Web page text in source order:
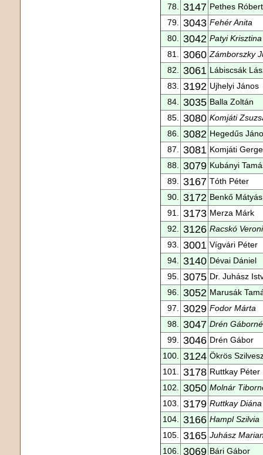
78.
3147 Pethes Róbert
79.
3043 Fehér Anita
80.
3042 Patyi Krisztina
81.
3060 Zámborszky
82.
3061 Lábiscsák
83.
3192 Ujhelyi János
84.
3035 Balla Zoltán
85.
3080 Komjáti
86.
3082 Hegedűs
87.
3081 Komjáti
88.
3079 Kubányi
89.
3167 Tóth Péter
90.
3172 Benkő Mátyás
91.
3173 Merza Márk
92.
3126 Racskó
93.
3001 Vígvári Péter
94.
3140 Dévai Dániel
95.
3075 Dr. Juhász
96.
3052 Marusák
97.
3029 Fodor Márta
98.
3047 Drén Gáborné
99.
3046 Drén Gábor
100.
3124 Ökrös
101.
3178 Ruttkay Péter
102.
3050 Molnár
103.
3179 Ruttkay Diána
104.
3166 Hampl Szilvia
105.
3165 Juhász
106.
3069 Bári Gábor